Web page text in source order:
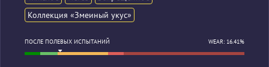
Коллекция «Змеиный укус»
ПОСЛЕ ПОЛЕВЫХ ИСПЫТАНИЙ WEAR: 16.41%